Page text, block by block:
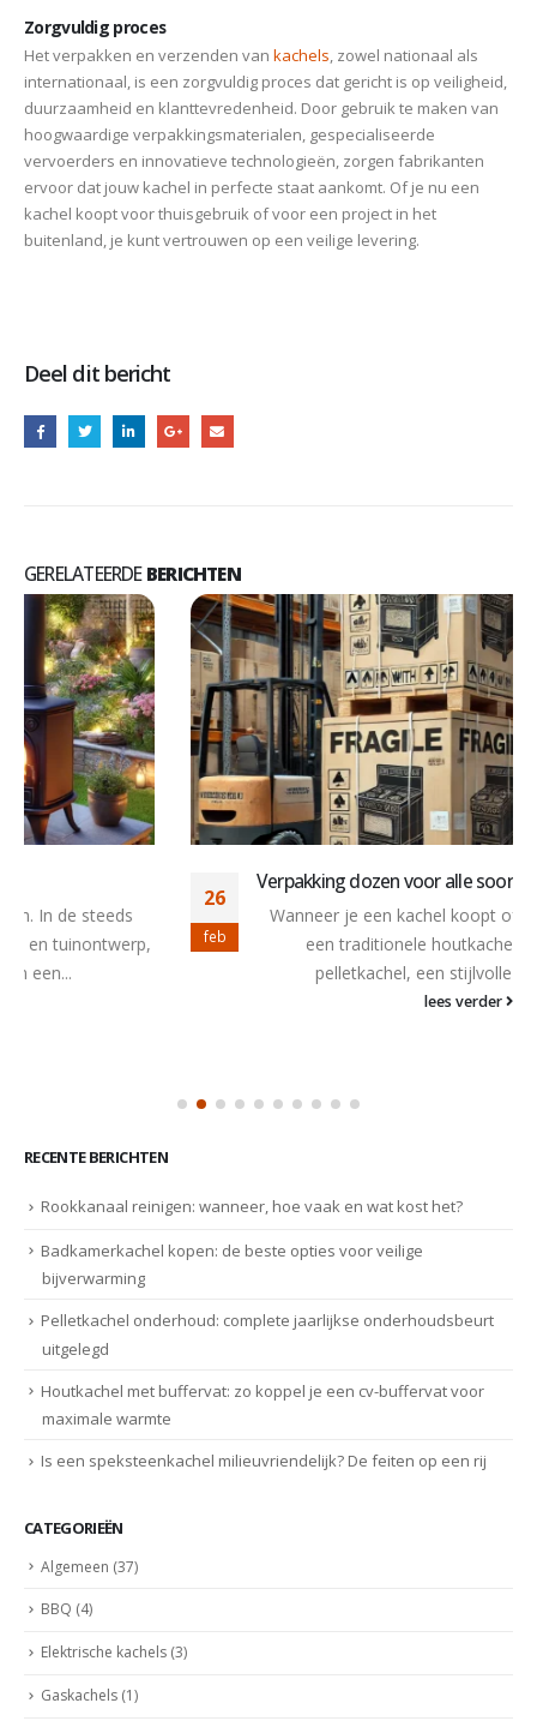
Zorgvuldig proces
Het verpakken en verzenden van kachels, zowel nationaal als
internationaal, is een zorgvuldig proces dat gericht is op veiligheid,
duurzaamheid en klanttevredenheid. Door gebruik te maken van
hoogwaardige verpakkingsmaterialen, gespecialiseerde
vervoerders en innovatieve technologieën, zorgen fabrikanten
ervoor dat jouw kachel in perfecte staat aankomt. Of je nu een
kachel koopt voor thuisgebruik of voor een project in het
buitenland, je kunt vertrouwen op een veilige levering.
Deel dit bericht
GERELATEERDEBERICHTEN
feb
Verpakking dozen voor alle soorten kachels.
Wanneer je een kachel koopt of verkoopt of het nu
een traditionele houtkachel, een moderne
pelletkachel, een stijlvolle gashaard of...
RECENTE BERICHTEN
Rookkanaal reinigen: wanneer, hoe vaak en wat kost het?
Badkamerkachel kopen: de beste opties voor veilige
bijverwarming
Pelletkachel onderhoud: complete jaarlijkse onderhoudsbeurt
uitgelegd
Houtkachel met buffervat: zo koppel je een cv-buffervat voor
maximale warmte
Is een speksteenkachel milieuvriendelijk? De feiten op een rij
CATEGORIEËN
Algemeen (37)
BBQ (4)
Elektrische kachels (3)
Gaskachels (1)